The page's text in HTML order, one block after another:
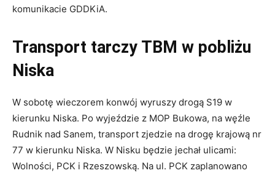
komunikacie GDDKiA.
Transport tarczy TBM w pobliżu
Niska
W sobotę wieczorem konwój wyruszy drogą S19 w
kierunku Niska. Po wyjeździe z MOP Bukowa, na węźle
Rudnik nad Sanem, transport zjedzie na drogę krajową nr
77 w kierunku Niska. W Nisku będzie jechał ulicami:
Wolności, PCK i Rzeszowską. Na ul. PCK zaplanowano